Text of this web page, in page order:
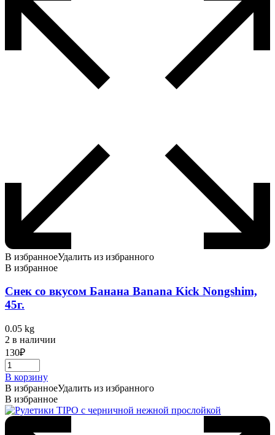
В избранноеУдалить из избранного
В избранное
Снек со вкусом Банана Banana Kick Nongshim,
45г.
0.05 kg
2 в наличии
130₽
В корзину
В избранноеУдалить из избранного
В избранное